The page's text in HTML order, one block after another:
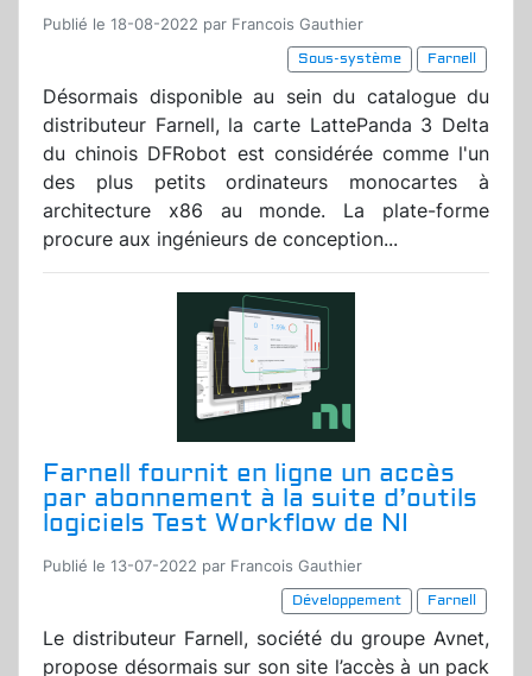
Publié le 18-08-2022 par Francois Gauthier
Sous-système
Farnell
Désormais disponible au sein du catalogue du
distributeur Farnell, la carte LattePanda 3 Delta
du chinois DFRobot est considérée comme l'un
des plus petits ordinateurs monocartes à
architecture x86 au monde. La plate-forme
procure aux ingénieurs de conception...
Farnell fournit en ligne un accès
par abonnement à la suite d’outils
logiciels Test Workflow de NI
Publié le 13-07-2022 par Francois Gauthier
Développement
Farnell
Le distributeur Farnell, société du groupe Avnet,
propose désormais sur son site l’accès à un pack